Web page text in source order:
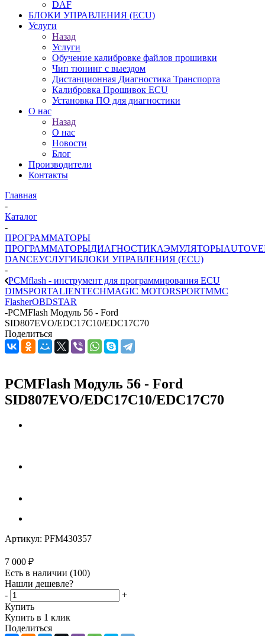
DAF
БЛОКИ УПРАВЛЕНИЯ (ECU)
Услуги
Назад
Услуги
Обучение калибровке файлов прошивки
Чип тюнинг с выездом
Дистанционная Диагностика Транспорта
Калибровка Прошивок ECU
Установка ПО для диагностики
О нас
Назад
О нас
Новости
Блог
Производители
Контакты
Главная
-
Каталог
-
ПРОГРАММАТОРЫ
ПРОГРАММАТОРЫДИАГНОСТИКАЭМУЛЯТОРЫ
DANCEУСЛУГИБЛОКИ УПРАВЛЕНИЯ (ECU)
-
PCMflash - инструмент для программирования ECU
DIMSPORTALIENTECHMAGIC MOTORSPORTMMC
FlasherOBDSTAR
-PCMFlash Модуль 56 - Ford
SID807EVO/EDC17C10/EDC17C70
Поделиться
PCMFlash Модуль 56 - Ford
SID807EVO/EDC17C10/EDC17C70
Артикул: PFM430357
7 000 ₽
Есть в наличии (100)
Нашли дешевле?
-
+
Купить
Купить в 1 клик
Поделиться